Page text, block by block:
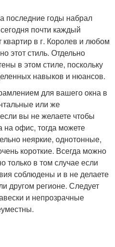
последние годы набрал
почти каждый
в г. Королев и любом
этот стиль. Отдельно
в этом стиле, поскольку
навыков и нюансов.
для вашего окна в
или же
вы не желаете чтобы
офис, тогда можете
неяркие, однотонные,
короткие. Всегда можно
только в том случае если
соблюдены и в не делаете
другом регионе. Следует
и непрозрачные